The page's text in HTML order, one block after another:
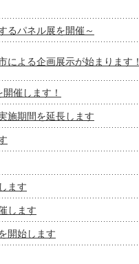
るパネル展を開催～
よる企画展示が始まります！
催します！
施期間を延長します
ます
します
開始します